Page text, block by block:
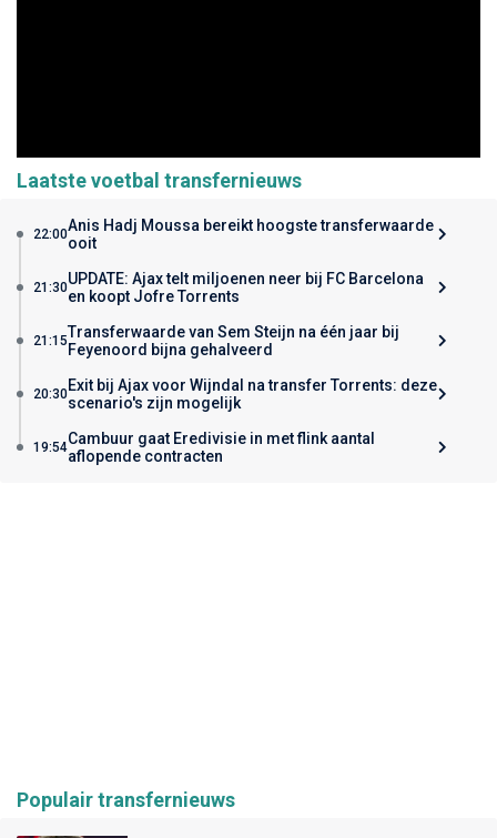
Laatste voetbal transfernieuws
22:00Anis Hadj Moussa bereikt hoogste transferwaarde
ooit
21:30UPDATE: Ajax telt miljoenen neer bij FC Barcelona
en koopt Jofre Torrents
21:15Transferwaarde van Sem Steijn na één jaar bij
Feyenoord bijna gehalveerd
20:30Exit bij Ajax voor Wijndal na transfer Torrents: deze
scenario's zijn mogelijk
19:54Cambuur gaat Eredivisie in met flink aantal
aflopende contracten
Populair transfernieuws